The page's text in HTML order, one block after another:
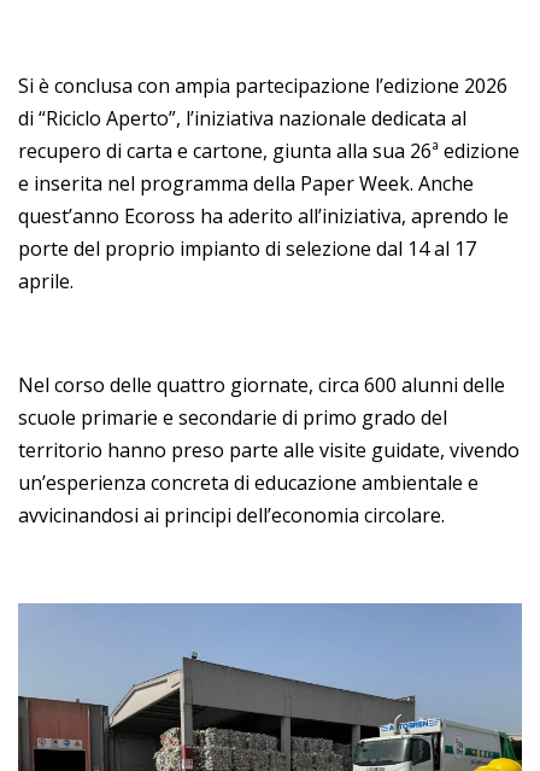
Si è conclusa con ampia partecipazione l’edizione 2026
di “Riciclo Aperto”, l’iniziativa nazionale dedicata al
recupero di carta e cartone, giunta alla sua 26ª edizione
e inserita nel programma della Paper Week. Anche
quest’anno Ecoross ha aderito all’iniziativa, aprendo le
porte del proprio impianto di selezione dal 14 al 17
aprile.
Nel corso delle quattro giornate, circa 600 alunni delle
scuole primarie e secondarie di primo grado del
territorio hanno preso parte alle visite guidate, vivendo
un’esperienza concreta di educazione ambientale e
avvicinandosi ai principi dell’economia circolare.